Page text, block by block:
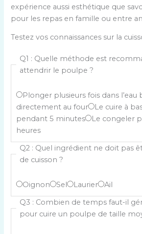
expérience aussi esthétique que
pour les repas en famille ou entre
Testez vos connaissances sur la
Q1 : Quelle méthode est
attendrir le poulpe ?
Plonger plusieurs fois dans l’eau
directement au four
Le cuire à
pendant 5 minutes
Le congeler
heures
Q2 : Quel ingrédient ne doit pas
de cuisson ?
Oignon Sel Laurier
Ail
Q3 : Combien de temps faut-il
pour cuire un poulpe de taille